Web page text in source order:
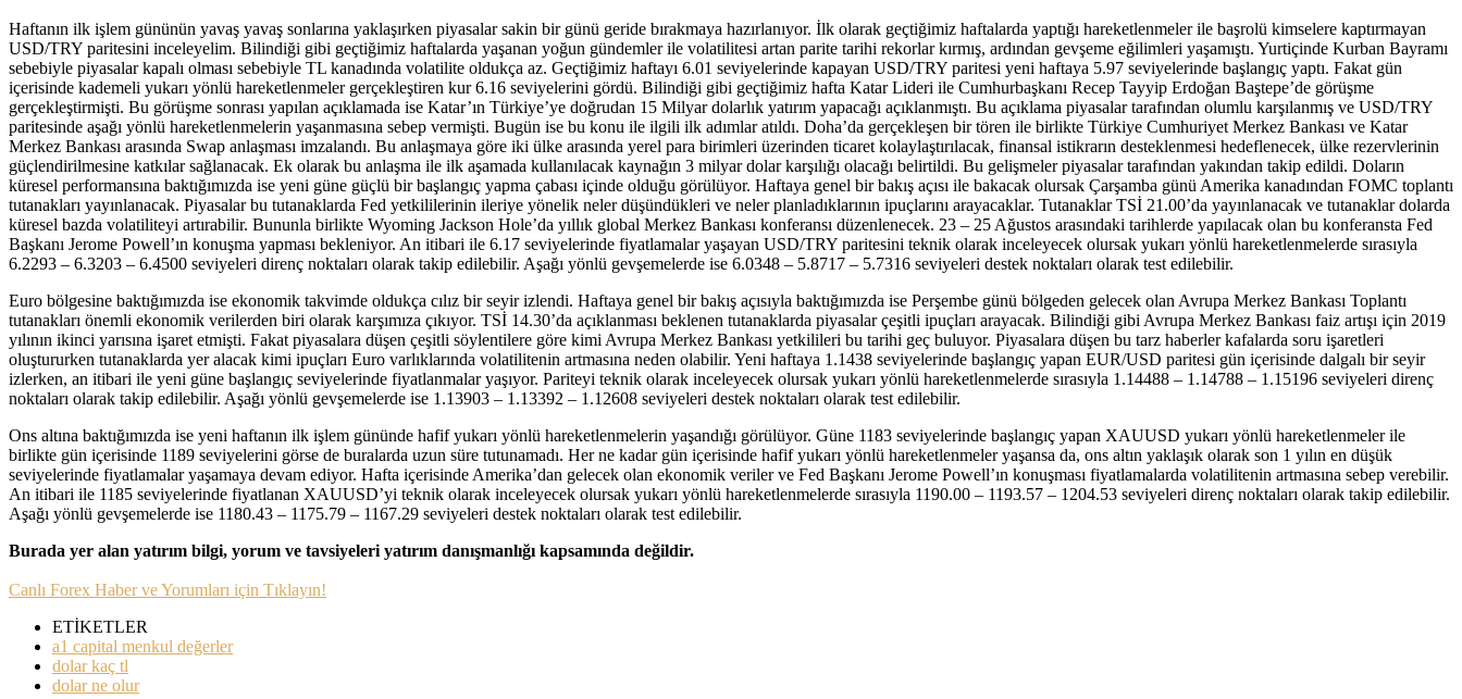
Haftanın ilk işlem gününün yavaş yavaş sonlarına yaklaşırken piyasalar sakin bir günü geride bırakmaya hazırlanıyor. İlk olarak geçtiğimiz haftalarda yaptığı hareketlenmeler ile başrolü kimselere kaptırmayan
USD/TRY paritesini inceleyelim. Bilindiği gibi geçtiğimiz haftalarda yaşanan yoğun gündemler ile volatilitesi artan parite tarihi rekorlar kırmış, ardından gevşeme eğilimleri yaşamıştı. Yurtiçinde Kurban Bayramı
sebebiyle piyasalar kapalı olması sebebiyle TL kanadında volatilite oldukça az. Geçtiğimiz haftayı 6.01 seviyelerinde kapayan USD/TRY paritesi yeni haftaya 5.97 seviyelerinde başlangıç yaptı. Fakat gün
içerisinde kademeli yukarı yönlü hareketlenmeler gerçekleştiren kur 6.16 seviyelerini gördü. Bilindiği gibi geçtiğimiz hafta Katar Lideri ile Cumhurbaşkanı Recep Tayyip Erdoğan Baştepe’de görüşme
gerçekleştirmişti. Bu görüşme sonrası yapılan açıklamada ise Katar’ın Türkiye’ye doğrudan 15 Milyar dolarlık yatırım yapacağı açıklanmıştı. Bu açıklama piyasalar tarafından olumlu karşılanmış ve USD/TRY
paritesinde aşağı yönlü hareketlenmelerin yaşanmasına sebep vermişti. Bugün ise bu konu ile ilgili ilk adımlar atıldı. Doha’da gerçekleşen bir tören ile birlikte Türkiye Cumhuriyet Merkez Bankası ve Katar
Merkez Bankası arasında Swap anlaşması imzalandı. Bu anlaşmaya göre iki ülke arasında yerel para birimleri üzerinden ticaret kolaylaştırılacak, finansal istikrarın desteklenmesi hedeflenecek, ülke rezervlerinin
güçlendirilmesine katkılar sağlanacak. Ek olarak bu anlaşma ile ilk aşamada kullanılacak kaynağın 3 milyar dolar karşılığı olacağı belirtildi. Bu gelişmeler piyasalar tarafından yakından takip edildi. Doların
küresel performansına baktığımızda ise yeni güne güçlü bir başlangıç yapma çabası içinde olduğu görülüyor. Haftaya genel bir bakış açısı ile bakacak olursak Çarşamba günü Amerika kanadından FOMC toplantı
tutanakları yayınlanacak. Piyasalar bu tutanaklarda Fed yetkililerinin ileriye yönelik neler düşündükleri ve neler planladıklarının ipuçlarını arayacaklar. Tutanaklar TSİ 21.00’da yayınlanacak ve tutanaklar dolarda
küresel bazda volatiliteyi artırabilir. Bununla birlikte Wyoming Jackson Hole’da yıllık global Merkez Bankası konferansı düzenlenecek. 23 – 25 Ağustos arasındaki tarihlerde yapılacak olan bu konferansta Fed
Başkanı Jerome Powell’ın konuşma yapması bekleniyor. An itibari ile 6.17 seviyelerinde fiyatlamalar yaşayan USD/TRY paritesini teknik olarak inceleyecek olursak yukarı yönlü hareketlenmelerde sırasıyla
6.2293 – 6.3203 – 6.4500 seviyeleri direnç noktaları olarak takip edilebilir. Aşağı yönlü gevşemelerde ise 6.0348 – 5.8717 – 5.7316 seviyeleri destek noktaları olarak test edilebilir.
Euro bölgesine baktığımızda ise ekonomik takvimde oldukça cılız bir seyir izlendi. Haftaya genel bir bakış açısıyla baktığımızda ise Perşembe günü bölgeden gelecek olan Avrupa Merkez Bankası Toplantı
tutanakları önemli ekonomik verilerden biri olarak karşımıza çıkıyor. TSİ 14.30’da açıklanması beklenen tutanaklarda piyasalar çeşitli ipuçları arayacak. Bilindiği gibi Avrupa Merkez Bankası faiz artışı için 2019
yılının ikinci yarısına işaret etmişti. Fakat piyasalara düşen çeşitli söylentilere göre kimi Avrupa Merkez Bankası yetkilileri bu tarihi geç buluyor. Piyasalara düşen bu tarz haberler kafalarda soru işaretleri
oluştururken tutanaklarda yer alacak kimi ipuçları Euro varlıklarında volatilitenin artmasına neden olabilir. Yeni haftaya 1.1438 seviyelerinde başlangıç yapan EUR/USD paritesi gün içerisinde dalgalı bir seyir
izlerken, an itibari ile yeni güne başlangıç seviyelerinde fiyatlanmalar yaşıyor. Pariteyi teknik olarak inceleyecek olursak yukarı yönlü hareketlenmelerde sırasıyla 1.14488 – 1.14788 – 1.15196 seviyeleri direnç
noktaları olarak takip edilebilir. Aşağı yönlü gevşemelerde ise 1.13903 – 1.13392 – 1.12608 seviyeleri destek noktaları olarak test edilebilir.
Ons altına baktığımızda ise yeni haftanın ilk işlem gününde hafif yukarı yönlü hareketlenmelerin yaşandığı görülüyor. Güne 1183 seviyelerinde başlangıç yapan XAUUSD yukarı yönlü hareketlenmeler ile
birlikte gün içerisinde 1189 seviyelerini görse de buralarda uzun süre tutunamadı. Her ne kadar gün içerisinde hafif yukarı yönlü hareketlenmeler yaşansa da, ons altın yaklaşık olarak son 1 yılın en düşük
seviyelerinde fiyatlamalar yaşamaya devam ediyor. Hafta içerisinde Amerika’dan gelecek olan ekonomik veriler ve Fed Başkanı Jerome Powell’ın konuşması fiyatlamalarda volatilitenin artmasına sebep verebilir.
An itibari ile 1185 seviyelerinde fiyatlanan XAUUSD’yi teknik olarak inceleyecek olursak yukarı yönlü hareketlenmelerde sırasıyla 1190.00 – 1193.57 – 1204.53 seviyeleri direnç noktaları olarak takip edilebilir.
Aşağı yönlü gevşemelerde ise 1180.43 – 1175.79 – 1167.29 seviyeleri destek noktaları olarak test edilebilir.
Burada yer alan yatırım bilgi, yorum ve tavsiyeleri yatırım danışmanlığı kapsamında değildir.
Canlı Forex Haber ve Yorumları için Tıklayın!
ETİKETLER
a1 capital menkul değerler
dolar kaç tl
dolar ne olur